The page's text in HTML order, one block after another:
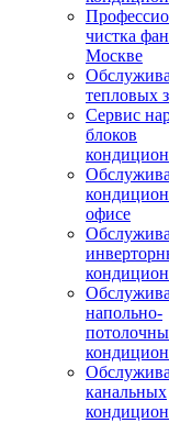
чистка
Москве
тепловых
Сервис
блоков
офисе
напольно-
канальных